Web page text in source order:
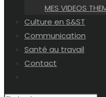
MES VIDEOS
Culture en S&ST
Communication
Santé au travail
Contact